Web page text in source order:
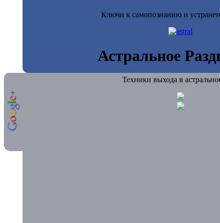
Ключи к самопознанию и
Астральное
Техники выхода в